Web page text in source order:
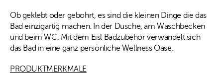
Ob geklebt oder gebohrt, es sind die kleinen Dinge die das
Bad einzigartig machen. In der Dusche, am Waschbecken
und beim WC. Mit dem Eisl Badzubehör verwandelt sich
das Bad in eine ganz persönliche Wellness Oase.
PRODUKTMERKMALE